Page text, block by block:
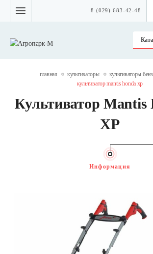
8 (029) 683-42-48
главная культиваторы
культиваторы
культиватор mantis honda xp
Культиватор Mantis
XP
Информация